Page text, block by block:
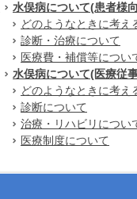
水俣病について(患者様
どのようなときに考え
診断・治療について
医療費・補償等につい
水俣病について(医療従
どのようなときに考え
診断について
治療・リハビリについ
医療制度について